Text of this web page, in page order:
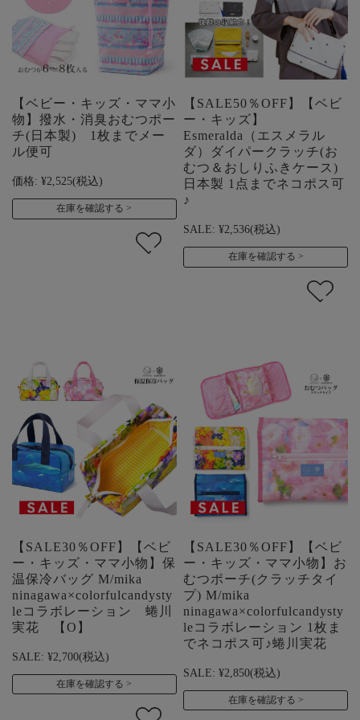
【ベビー・キッズ・ママ小
物】撥水・消臭おむつポー
チ(日本製) 1枚までメー
ル便可
価格: ¥2,525(税込)
在庫を確認する
【SALE50％OFF】【ベビ
ー・キッズ】
Esmeralda（エスメラル
ダ）ダイパークラッチ(お
むつ＆おしりふきケース)
日本製 1点までネコポス可
♪
SALE: ¥2,536(税込)
在庫を確認する
【SALE30％OFF】【ベビ
ー・キッズ・ママ小物】保
温保冷バッグ M/mika
ninagawa×colorfulcandysty
leコラボレーション 蜷川
実花 【O】
SALE: ¥2,700(税込)
在庫を確認する
【SALE30％OFF】【ベビ
ー・キッズ・ママ小物】お
むつポーチ(クラッチタイ
プ) M/mika
ninagawa×colorfulcandysty
leコラボレーション 1枚ま
でネコポス可♪蜷川実花
SALE: ¥2,850(税込)
在庫を確認する